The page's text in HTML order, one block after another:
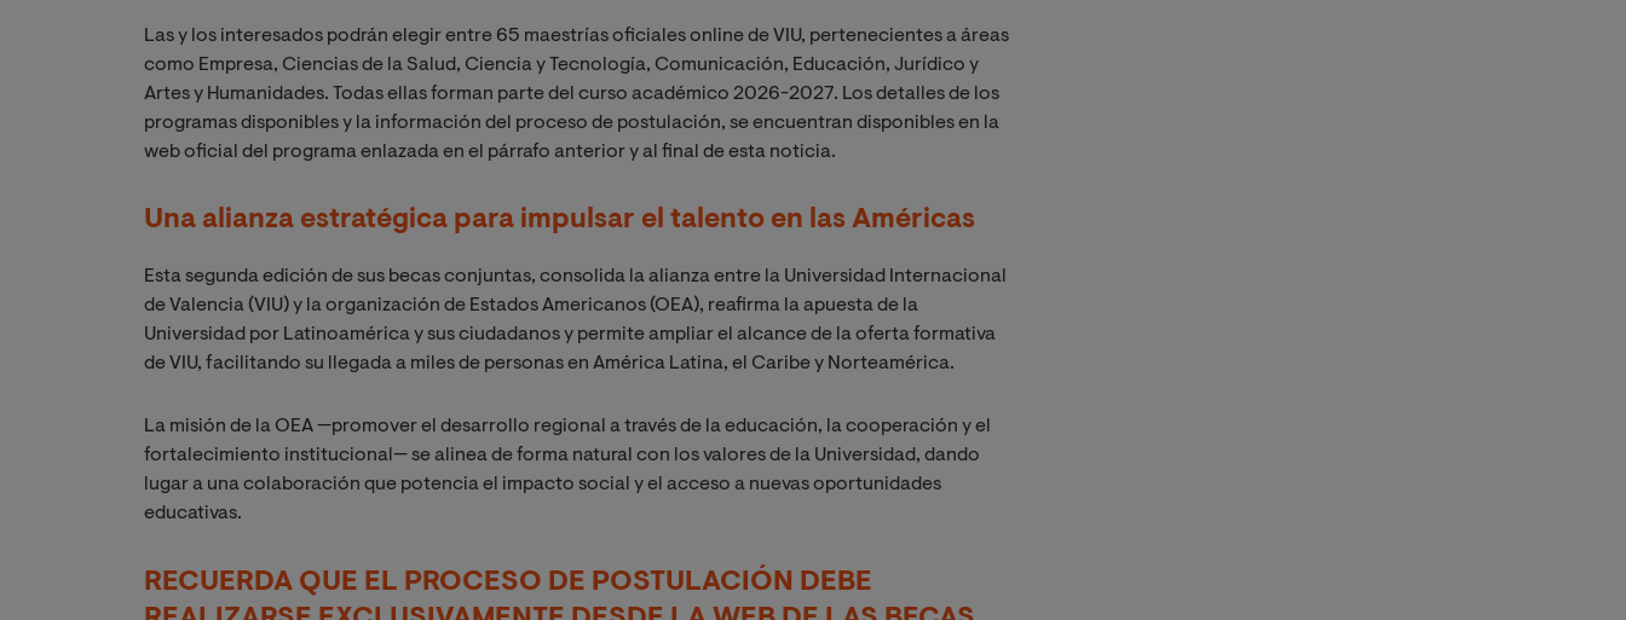
Las y los interesados podrán elegir entre 65 maestrías oficiales online de VIU, pertenecientes a áreas
como Empresa, Ciencias de la Salud, Ciencia y Tecnología, Comunicación, Educación, Jurídico y
Artes y Humanidades. Todas ellas forman parte del curso académico 2026-2027. Los detalles de los
programas disponibles y la información del proceso de postulación, se encuentran disponibles en la
web oficial del programa enlazada en el párrafo anterior y al final de esta noticia.
Una alianza estratégica para impulsar el talento en las Américas
Esta segunda edición de sus becas conjuntas, consolida la alianza entre la Universidad Internacional
de Valencia (VIU) y la organización de Estados Americanos (OEA), reafirma la apuesta de la
Universidad por Latinoamérica y sus ciudadanos y permite ampliar el alcance de la oferta formativa
de VIU, facilitando su llegada a miles de personas en América Latina, el Caribe y Norteamérica.
La misión de la OEA —promover el desarrollo regional a través de la educación, la cooperación y el
fortalecimiento institucional— se alinea de forma natural con los valores de la Universidad, dando
lugar a una colaboración que potencia el impacto social y el acceso a nuevas oportunidades
educativas.
RECUERDA QUE EL PROCESO DE POSTULACIÓN DEBE